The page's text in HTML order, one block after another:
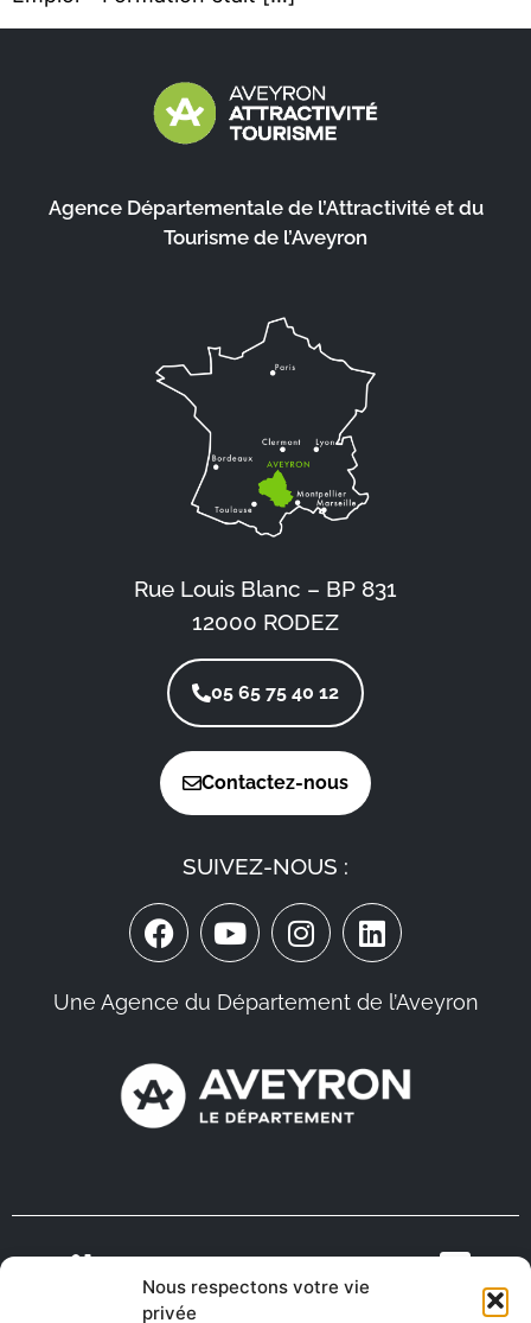
Nous respectons votre vie
privée
Agence Départementale de l’Attractivité et du
Tourisme de l’Aveyron
Rue Louis Blanc – BP 831
12000 RODEZ
05 65 75 40 12
Contactez-nous
SUIVEZ-NOUS :
Une Agence du Département de l’Aveyron
TOURISME
ON RECRUTE EN
AVEYRON